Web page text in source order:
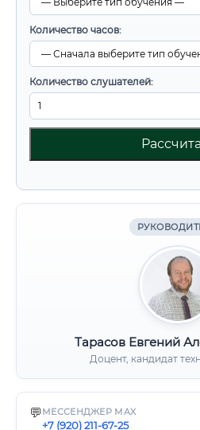
Количество часов:
Количество слушателей:
Тарасов Евгений
Доцент, кандидат
💬 МЕССЕНДЖЕР MAX
+7 (920) 211-67-25